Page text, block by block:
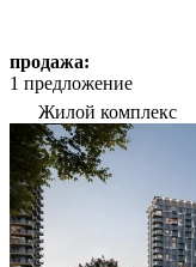
продажа:
1 предложение
Жилой комплекс